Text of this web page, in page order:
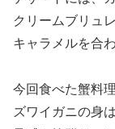
クリームブリュ
キャラメルを合
今回食べた蟹料
ズワイガニの身